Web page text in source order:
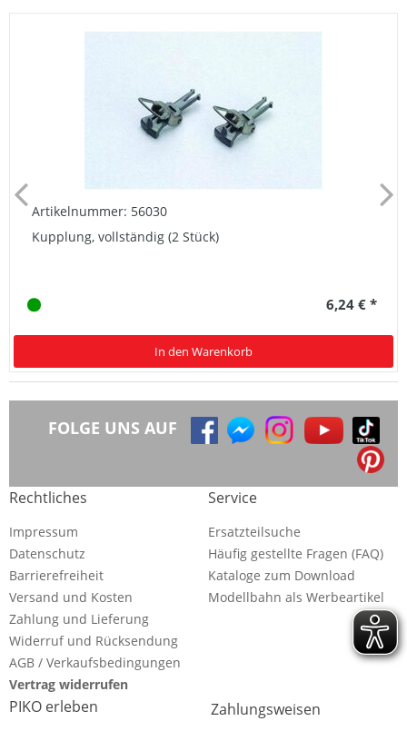
Artikelnummer: 56030
Kupplung, vollständig (2 Stück)
6,24 € *
In den Warenkorb
FOLGE UNS AUF
Rechtliches
Impressum
Datenschutz
Barrierefreiheit
Versand und Kosten
Zahlung und Lieferung
Widerruf und Rücksendung
AGB / Verkaufsbedingungen
Vertrag widerrufen
Service
Ersatzteilsuche
Häufig gestellte Fragen (FAQ)
Kataloge zum Download
Modellbahn als Werbeartikel
PIKO erleben Zahlungsweisen